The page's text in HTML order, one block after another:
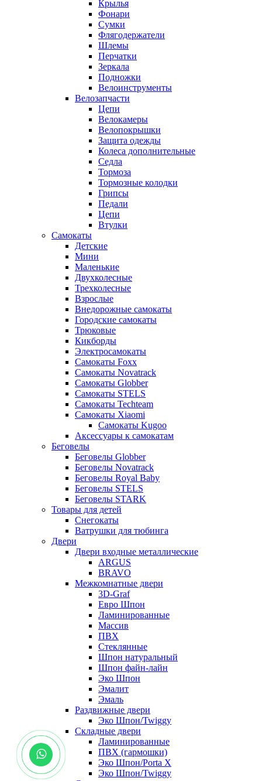
Крылья
Фонари
Сумки
Флягодержатели
Шлемы
Перчатки
Зеркала
Подножки
Велоинструменты
Велозапчасти
Цепи
Велокамеры
Велопокрышки
Защита одежды
Колеса дополнительные
Седла
Тормоза
Тормозные колодки
Грипсы
Педали
Цепи
Втулки
Самокаты
Детские
Мини
Маленькие
Двухколесные
Трехколесные
Взрослые
Внедорожные самокаты
Городские самокаты
Трюковые
Кикборды
Электросамокаты
Самокаты Foxx
Самокаты Novatrack
Самокаты Globber
Самокаты STELS
Самокаты Techteam
Самокаты Xiaomi
Самокаты Kugoo
Аксессуары к самокатам
Беговелы
Беговелы Globber
Беговелы Novatrack
Беговелы Royal Baby
Беговелы STELS
Беговелы STARK
Товары для детей
Снегокаты
Ватрушки для тюбинга
Двери
Двери входные металлические
ARGUS
BRAVO
Межкомнатные двери
3D-Graf
Евро Шпон
Ламинированные
Массив
ПВХ
Стеклянные
Шпон натуральный
Шпон файн-лайн
Эко Шпон
Эмалит
Эмаль
Раздвижные двери
Эко Шпон/Twiggy
Складные двери
Ламинированные
ПВХ (гармошки)
Эко Шпон/Porta X
Эко Шпон/Twiggy